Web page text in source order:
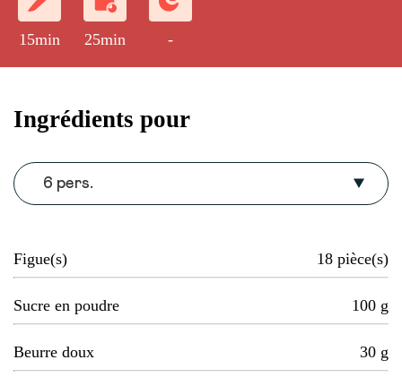
15min 25min -
Ingrédients pour
6 pers.
Figue(s) 18 pièce(s)
Sucre en poudre 100 g
Beurre doux 30 g